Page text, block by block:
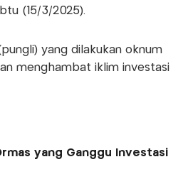
(15/3/2025).
yang dilakukan oknum
menghambat iklim investasi
yang Ganggu Investasi